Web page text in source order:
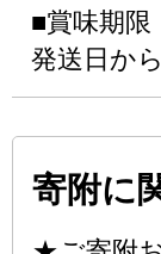
■賞味期限
発送日か
寄附に